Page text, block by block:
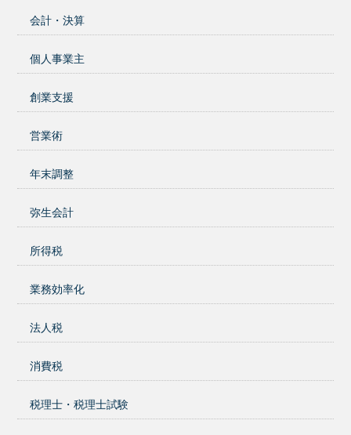
会計・決算
個人事業主
創業支援
営業術
年末調整
弥生会計
所得税
業務効率化
法人税
消費税
税理士・税理士試験